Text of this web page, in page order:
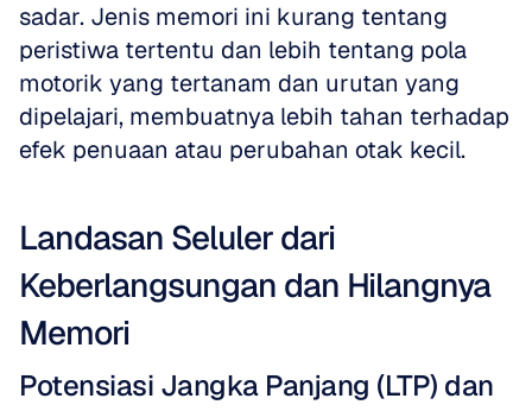
sadar. Jenis memori ini kurang tentang
peristiwa tertentu dan lebih tentang pola
motorik yang tertanam dan urutan yang
dipelajari, membuatnya lebih tahan terhadap
efek penuaan atau perubahan otak kecil.
Landasan Seluler dari
Keberlangsungan dan Hilangnya
Memori
Potensiasi Jangka Panjang (LTP) dan